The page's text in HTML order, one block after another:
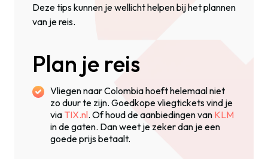
Deze tips kunnen je wellicht helpen bij het plannen
van je reis.
Plan je reis
Vliegen naar Colombia hoeft helemaal niet
zo duur te zijn. Goedkope vliegtickets vind je
via TIX.nl. Of houd de aanbiedingen van KLM
in de gaten. Dan weet je zeker dan je een
goede prijs betaalt.